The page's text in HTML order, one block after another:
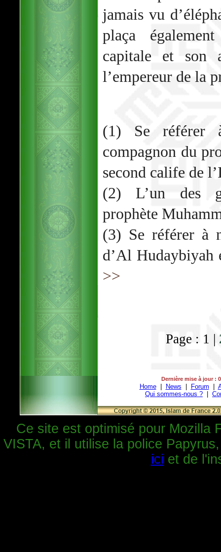
jamais vu
plaça
capitale et son
l’empereur de la
(1) Se référer
compagnon du
second calife de
(2) L’un des
prophète
(3) Se référer à
d’Al Hudaybiyah
>>
Page : 1 |
Dernière mise à jour :
Home| News | Forum |
Qui sommes-nous ? |
Ce site est optimisé pour Mozilla
VISTA, et il utilise la police
ici et de